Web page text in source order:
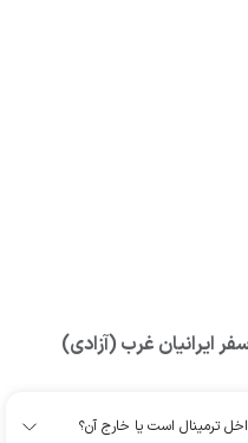
ایرانیان غرب (آزادی)
ترمینال است یا خارج آن؟